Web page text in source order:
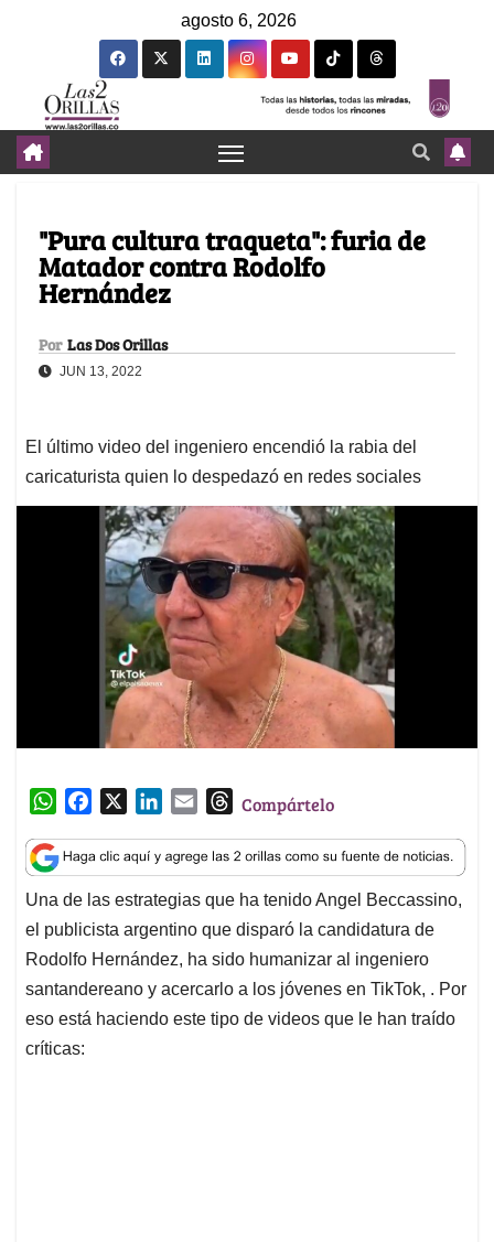
agosto 6, 2026
"Pura cultura traqueta": furia de
Matador contra Rodolfo
Hernández
Por Las Dos Orillas
JUN 13, 2022
El último video del ingeniero encendió la rabia del
caricaturista quien lo despedazó en redes sociales
W
a
t
s
A
p
p
c
e
b
o
o
k
n
k
e
d
I
n
a
i
l
T
r
e
a
d
s
Compártelo
Una de las estrategias que ha tenido Angel Beccassino,
el publicista argentino que disparó la candidatura de
Rodolfo Hernández, ha sido humanizar al ingeniero
santandereano y acercarlo a los jóvenes en TikTok, . Por
eso está haciendo este tipo de videos que le han traído
críticas: